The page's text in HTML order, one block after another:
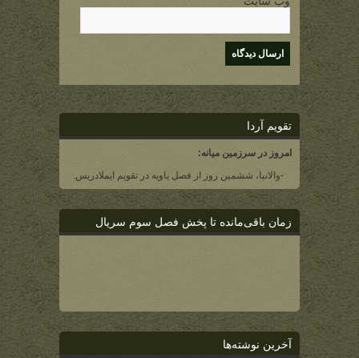
تقویم آردا
امروز در سرزمین میانه:
-والانیا، ششمین روز از فصل یاویه در تقویم ایملادریس.
زمان باقی‌مانده تا پخش فصل سوم سریال
آخرین نوشته‌ها